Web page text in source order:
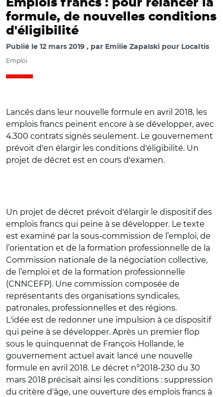
Emplois francs : pour relancer la
formule, de nouvelles conditions
d'éligibilité
Publié le 12 mars 2019 par Emilie Zapalski pour Localtis
Emploi
Lancés dans leur nouvelle formule en avril 2018, les
emplois francs peinent encore à se développer, avec
4.300 contrats signés seulement. Le gouvernement
prévoit d'en élargir les conditions d'éligibilité. Un
projet de décret est en cours d'examen.
Un projet de décret prévoit d'élargir le dispositif des
emplois francs qui peine à se développer. Le texte
est examiné par la sous-commission de l’emploi, de
l’orientation et de la formation professionnelle de la
Commission nationale de la négociation collective,
de l’emploi et de la formation professionnelle
(CNNCEFP). Une commission composée de
représentants des organisations syndicales,
patronales, professionnelles et des régions.
L'idée est de redonner une impulsion à ce dispositif
qui peine à se développer. Après un premier flop
sous le quinquennat de François Hollande, le
gouvernement actuel avait lancé une nouvelle
formule en avril 2018. Le décret n°2018-230 du 30
mars 2018 précisait ainsi les conditions : suppression
du critère d'âge, une ouverture des emplois francs à